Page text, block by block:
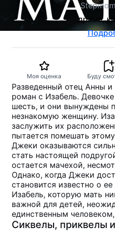
драма,
Моя оценка Буду
Разведенный отец Анны
роман с Изабель.
шесть, и они вынуждены
незнакомую женщину.
заслужить их
пытается помешать
Джеки оказываются
стать настоящей
остается мачехой,
Однако, когда Джеки
становится известно о
Изабель, которую мать
важной для детей,
единственным
Сиквелы, приквелы